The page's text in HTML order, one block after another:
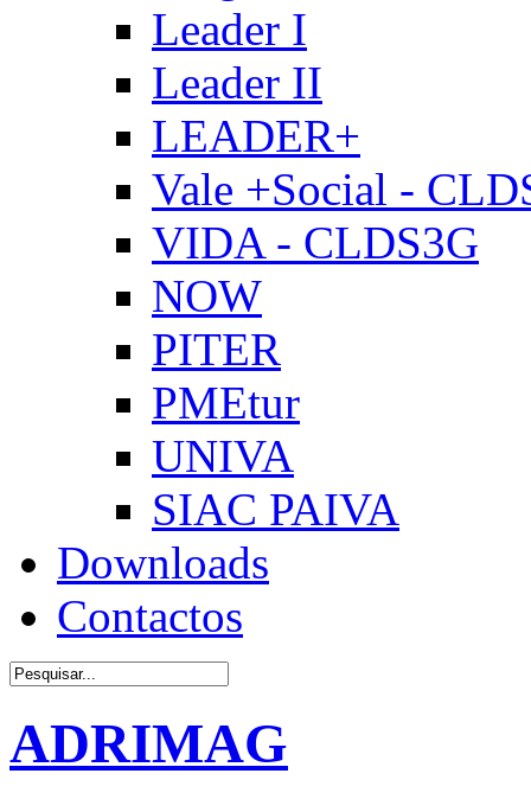
Leader I
Leader II
LEADER+
Vale +Social -
VIDA - CLDS3G
NOW
PITER
PMEtur
UNIVA
SIAC PAIVA
Downloads
Contactos
ADRIMAG